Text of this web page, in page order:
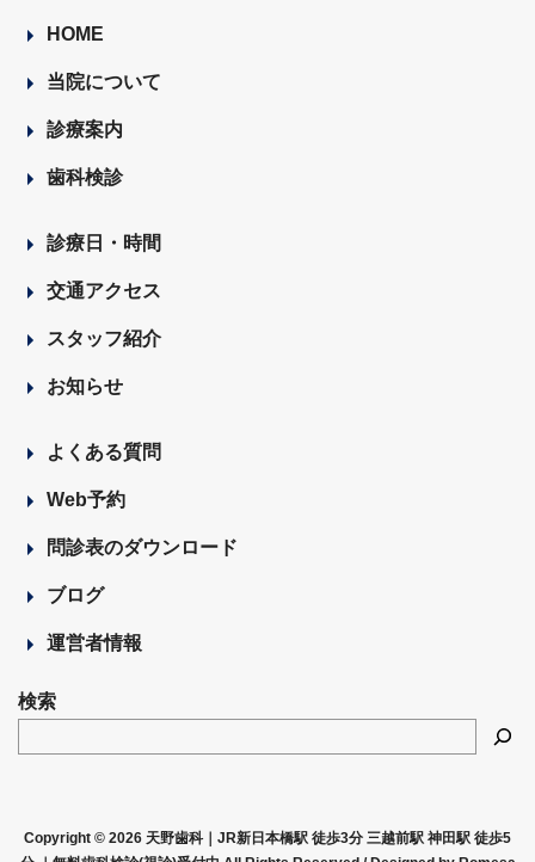
HOME
当院について
診療案内
歯科検診
診療日・時間
交通アクセス
スタッフ紹介
お知らせ
よくある質問
Web予約
問診表のダウンロード
ブログ
運営者情報
検索
Copyright © 2026 天野歯科｜JR新日本橋駅 徒歩3分 三越前駅 神田駅 徒歩5